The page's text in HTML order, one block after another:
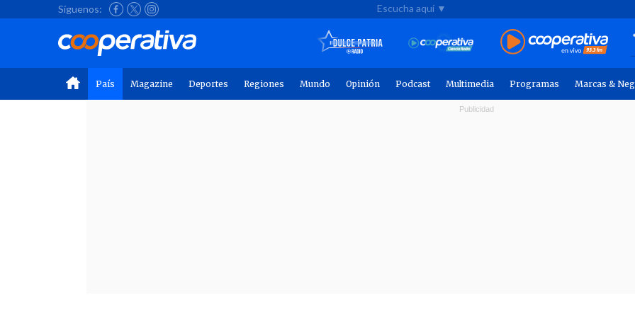
Síguenos: Escucha aquí ▼
País Magazine Deportes Regiones Mundo Opinión Podcast Multimedia Programas Marcas &